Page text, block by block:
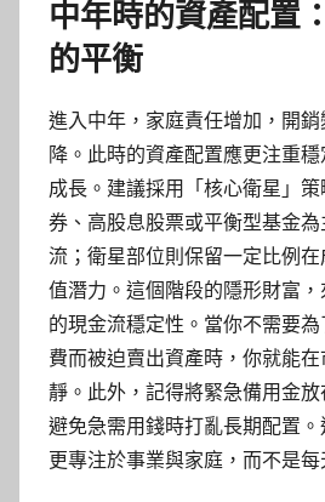
中年時的資產配置
的平衡
進入中年，家庭責任增加，開
降。此時的資產配置應更注重
成長。建議採用「核心衛星」
券、高股息股票或平衡型基金
流；衛星部位則保留一定比例
值潛力。這個階段的隱形財富
的現金流穩定性。當你不需要
費而被迫賣出資產時，你就能
靜。此外，記得將緊急備用金放
避免急需用錢時打亂長期配置
更專注於事業與家庭，而不是每